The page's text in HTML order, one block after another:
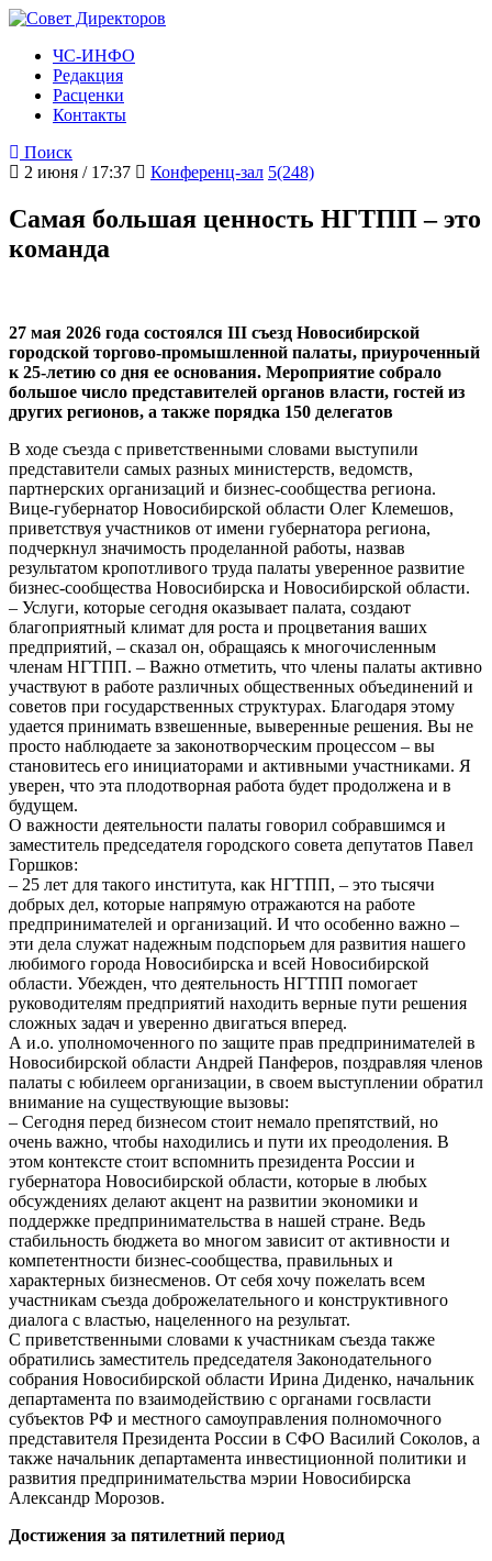
ЧС-ИНФО
Редакция
Расценки
Контакты
Поиск
2 июня / 17:37
Конференц-зал 5(248)
Самая большая ценность НГТПП – это
команда
27 мая 2026 года состоялся III съезд Новосибирской
городской торгово-промышленной палаты, приуроченный
к 25-летию со дня ее основания. Мероприятие собрало
большое число представителей органов власти, гостей из
других регионов, а также порядка 150 делегатов
В ходе съезда с приветственными словами выступили
представители самых разных министерств, ведомств,
партнерских организаций и бизнес‑сообщества региона.
Вице-губернатор Новосибирской области Олег Клемешов,
приветствуя участников от имени губернатора региона,
подчеркнул значимость проделанной работы, назвав
результатом кропотливого труда палаты уверенное развитие
бизнес‑сообщества Новосибирска и Новосибирской области.
– Услуги, которые сегодня оказывает палата, создают
благоприятный климат для роста и процветания ваших
предприятий, – сказал он, обращаясь к многочисленным
членам НГТПП. – Важно отметить, что члены палаты активно
участвуют в работе различных общественных объединений и
советов при государственных структурах. Благодаря этому
удается принимать взвешенные, выверенные решения. Вы не
просто наблюдаете за законотворческим процессом – вы
становитесь его инициаторами и активными участниками. Я
уверен, что эта плодотворная работа будет продолжена и в
будущем.
О важности деятельности палаты говорил собравшимся и
заместитель председателя городского совета депутатов Павел
Горшков:
– 25 лет для такого института, как НГТПП, – это тысячи
добрых дел, которые напрямую отражаются на работе
предпринимателей и организаций. И что особенно важно –
эти дела служат надежным подспорьем для развития нашего
любимого города Новосибирска и всей Новосибирской
области. Убежден, что деятельность НГТПП помогает
руководителям предприятий находить верные пути решения
сложных задач и уверенно двигаться вперед.
А и.о. уполномоченного по защите прав предпринимателей в
Новосибирской области Андрей Панферов, поздравляя членов
палаты с юбилеем организации, в своем выступлении обратил
внимание на существующие вызовы:
– Сегодня перед бизнесом стоит немало препятствий, но
очень важно, чтобы находились и пути их преодоления. В
этом контексте стоит вспомнить президента России и
губернатора Новосибирской области, которые в любых
обсуждениях делают акцент на развитии экономики и
поддержке предпринимательства в нашей стране. Ведь
стабильность бюджета во многом зависит от активности и
компетентности бизнес‑сообщества, правильных и
характерных бизнесменов. От себя хочу пожелать всем
участникам съезда доброжелательного и конструктивного
диалога с властью, нацеленного на результат.
С приветственными словами к участникам съезда также
обратились заместитель председателя Законодательного
собрания Новосибирской области Ирина Диденко, начальник
департамента по взаимодействию с органами госвласти
субъектов РФ и местного самоуправления полномочного
представителя Президента России в СФО Василий Соколов, а
также начальник департамента инвестиционной политики и
развития предпринимательства мэрии Новосибирска
Александр Морозов.
Достижения за пятилетний период